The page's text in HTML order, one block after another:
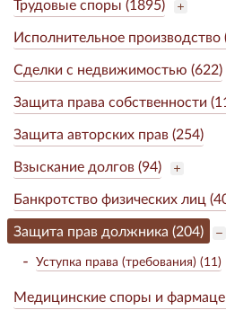
Трудовые споры (1895)
Исполнительное производство
Сделки с недвижимостью (622)
Защита права собственности
Защита авторских прав (254)
Взыскание долгов (94)
Банкротство физических лиц
Защита прав должника (204)
Уступка права (требования) (11)
Медицинские споры и